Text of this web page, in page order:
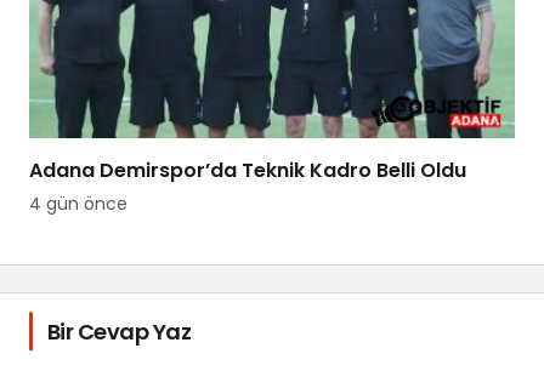
Adana Demirspor’da Teknik Kadro Belli Oldu
4 gün önce
Bir Cevap Yaz